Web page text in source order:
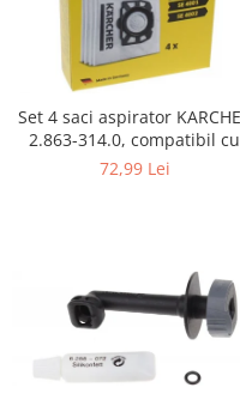
Mobila dormitor
Mobila gradina & terasa
Mobila Living & Dining
Organizare si depozitare
Rafturi
Textile si covoare
Uscatoare rufe
Utilaje si materiale de
Laptop, Tablete & Telefoane
Set 4 saci aspirator
2.863-314.0, compatibil cu
WD, KWD, SE
72,99 Lei